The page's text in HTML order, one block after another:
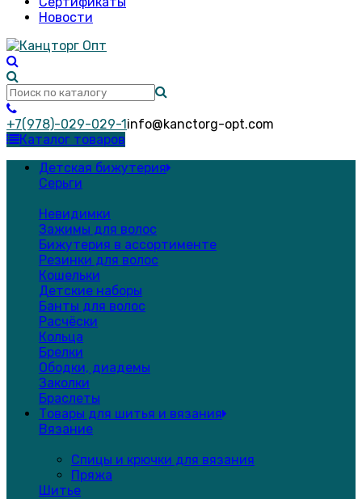
Новости
+7(978)-029-029-1info@kanctorg-opt.com
Каталог товаров
Детская бижутерия
Серьги
Невидимки
Зажимы для волос
Бижутерия в ассортименте
Резинки для волос
Кошельки
Детские наборы
Банты для волос
Расчёски
Кольца
Брелки
Ободки, диадемы
Заколки
Браслеты
Товары для шитья и вязания
Вязание
Спицы и крючки для вязания
Пряжа
Шитье